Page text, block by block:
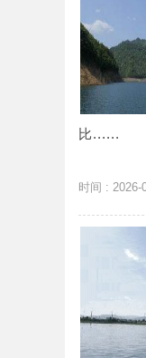
比......
时间 : 2026-